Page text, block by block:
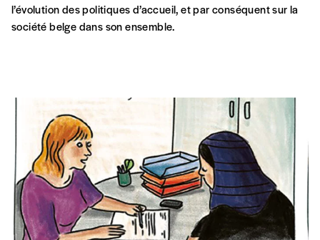
l’évolution des politiques d’accueil, et par conséquent sur la
société belge dans son ensemble.